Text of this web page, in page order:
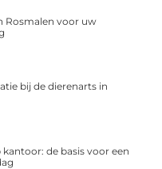
Rosmalen voor uw
bij de dierenarts in
de basis voor een